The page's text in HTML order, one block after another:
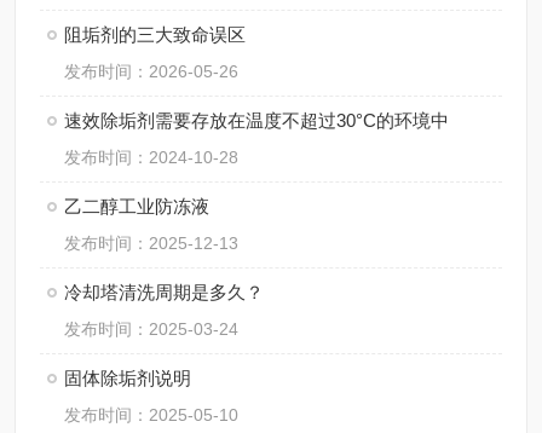
阻垢剂的三大致命误区
发布时间：2026-05-26
速效除垢剂需要存放在温度不超过30°C的环境中
发布时间：2024-10-28
乙二醇工业防冻液
发布时间：2025-12-13
冷却塔清洗周期是多久？
发布时间：2025-03-24
固体除垢剂说明
发布时间：2025-05-10